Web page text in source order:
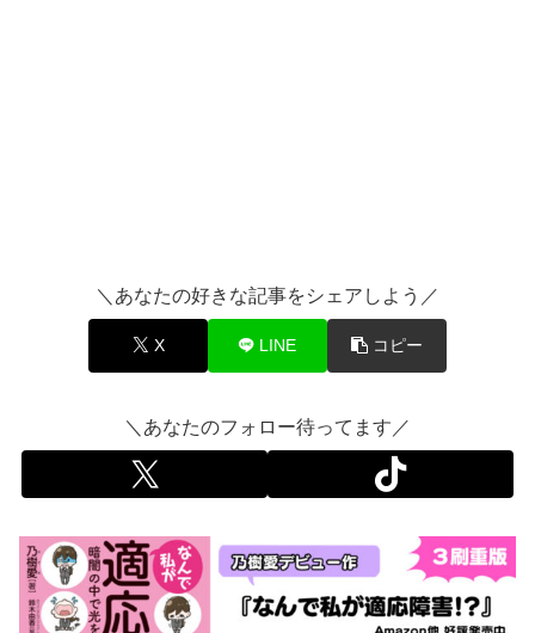
＼あなたの好きな記事をシェアしよう／
X LINE コピー
＼あなたのフォロー待ってます／